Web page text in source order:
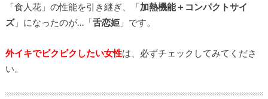
「食人花」の性能を引き継ぎ、「加熱機能＋コンパクトサイ
ズ」になったのが…「舌恋姫」です。
外イキでビクビクしたい女性は、必ずチェックしてみてくださ
い。